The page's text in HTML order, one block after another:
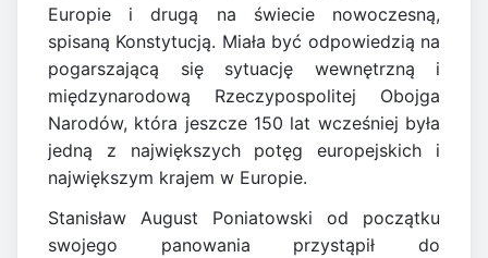
Europie i drugą na świecie nowoczesną,
spisaną Konstytucją. Miała być odpowiedzią na
pogarszającą się sytuację wewnętrzną i
międzynarodową Rzeczypospolitej Obojga
Narodów, która jeszcze 150 lat wcześniej była
jedną z największych potęg europejskich i
największym krajem w Europie.
Stanisław August Poniatowski od początku
swojego panowania przystąpił do